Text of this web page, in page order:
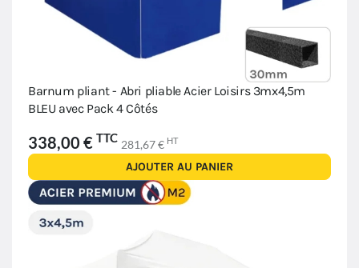
Barnum pliant - Abri pliable Acier Loisirs 3mx4,5m
BLEU avec Pack 4 Côtés
338,00 € TTC 281,67 € HT
AJOUTER AU PANIER